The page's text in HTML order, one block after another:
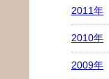
2011年
2010年
2009年